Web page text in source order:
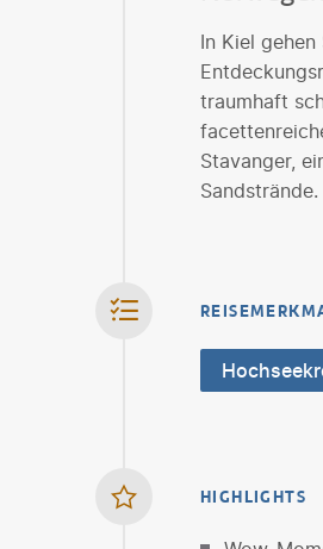
In Kiel
traumhaft
Stavanger,
HIGHLIGHTS